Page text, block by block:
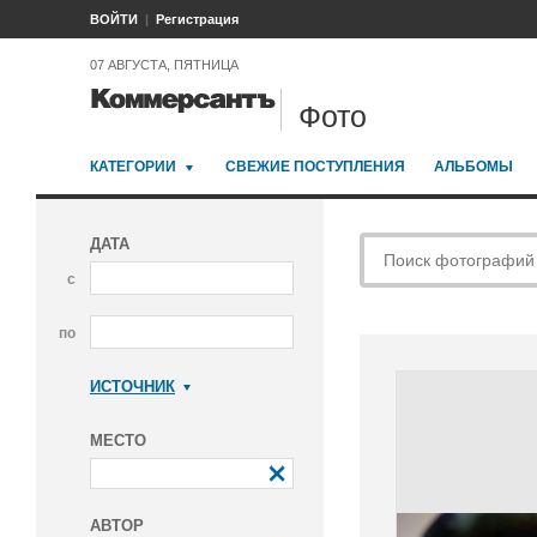
ВОЙТИ Регистрация
07 АВГУСТА, ПЯТНИЦА
Фото
КАТЕГОРИИ СВЕЖИЕ ПОСТУПЛЕНИЯ АЛЬБОМЫ
ДАТА
с
по
ИСТОЧНИК
МЕСТО
АВТОР